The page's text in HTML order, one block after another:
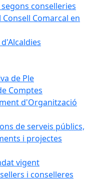
conselleries
Comarcal en
de Ple
Comptes
d'Organització
de serveis públics,
i projectes
vigent
i conselleres